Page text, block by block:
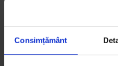
Consimțământ
Aceste iniţiative pun în
menită să zăpăcească şi
Comasarea alegerilor a
Bulgaria vecină la recentele